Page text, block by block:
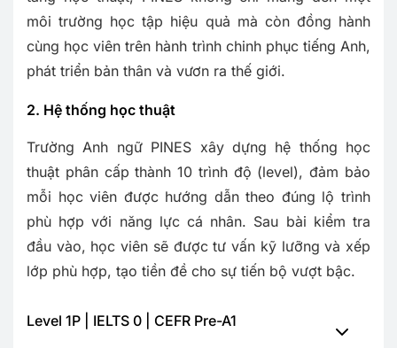
môi trường học tập hiệu quả mà còn đồng hành
cùng học viên trên hành trình chinh phục tiếng Anh,
phát triển bản thân và vươn ra thế giới.
2. Hệ thống học thuật
Trường Anh ngữ PINES xây dựng hệ thống học
thuật phân cấp thành 10 trình độ (level), đảm bảo
mỗi học viên được hướng dẫn theo đúng lộ trình
phù hợp với năng lực cá nhân. Sau bài kiểm tra
đầu vào, học viên sẽ được tư vấn kỹ lưỡng và xếp
lớp phù hợp, tạo tiền đề cho sự tiến bộ vượt bậc.
Level 1P | IELTS 0 | CEFR Pre-A1